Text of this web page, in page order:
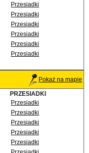
Przesiadki
Przesiadki
Przesiadki
Przesiadki
Przesiadki
Przesiadki
Pokaż na mapie
PRZESIADKI
Przesiadki
Przesiadki
Przesiadki
Przesiadki
Przesiadki